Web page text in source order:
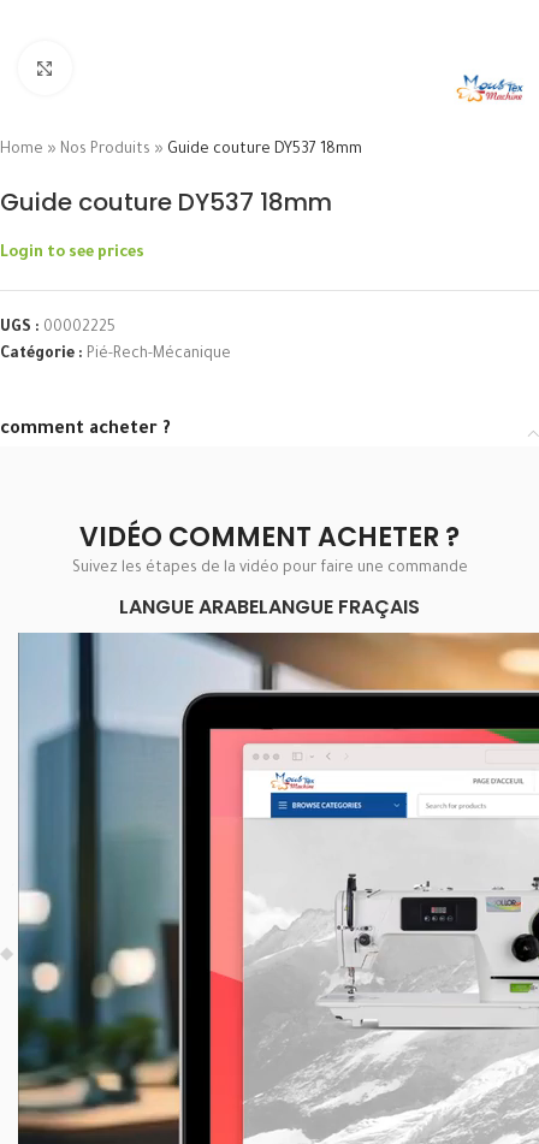
Home » Nos Produits » Guide couture DY537 18mm
Guide couture DY537 18mm
Login to see prices
UGS : 00002225
Catégorie : Pié-Rech-Mécanique
comment acheter ?
VIDÉO COMMENT ACHETER ?
Suivez les étapes de la vidéo pour faire une commande
LANGUE ARABELANGUE FRAÇAIS